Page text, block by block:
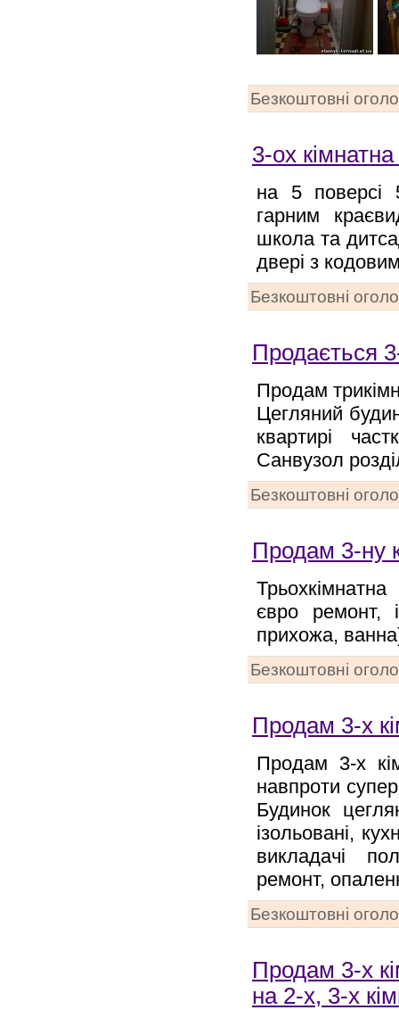
Безкоштовні
3-ох
на 5 поверсі
гарним
школа та
двері з
Безкоштовні
Продається
Продам
Цегляний
квартирі
Санвузол
Безкоштовні
Продам 3-ну
євро ремонт,
прихожа,
Безкоштовні
Продам 3-х
Продам 3-х
навпроти
Будинок
ізольовані,
викладачі
ремонт,
Безкоштовні
Продам 3-х
на 2-х, 3-х